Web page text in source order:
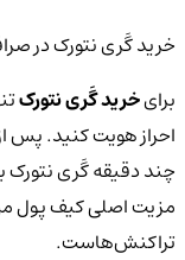
خرید گَری نتورک در
برایخرید گَری نتورک
احراز هویت کنید. پس
چند دقیقه گَری نتورک
مزیت اصلی کیف پول
تراکنش‌هاست.